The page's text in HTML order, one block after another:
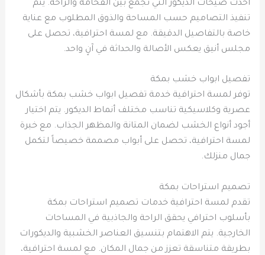
أحدث صيحات الديكور التي تجمع بين الفخامة والراحة. يتم
تنفيذ التصاميم حسب المساحة والذوق المطلوب مع عناية
خاصة بالتفاصيل الدقيقة. مع لمسة احترافية، تحصل على
مجلس أنيق يعكس الأصالة والحداثة في آنٍ واحد.
تفصيل ابواب خشب بمكة
توفر لمسة احترافية خدمة تفصيل ابواب خشب بمكة بأشكال
عصرية وكلاسيكية تناسب مختلف أنماط الديكور. يتم اختيار
أجود أنواع الخشب لضمان المتانة والمظهر الجذاب. مع خبرة
لمسة احترافية، تحصل على أبواب مصممة خصيصاً لتكمل
جمال منزلك.
تصميم استراحات بمكة
تقدم لمسة احترافية خدمات تصميم استراحات بمكة
بأسلوب احترافي يحقق الراحة والجاذبية في المساحات
الخارجية. يتم الاهتمام بتنسيق العناصر الخشبية والديكورات
بطريقة متناسقة تعزز من جمال المكان. مع لمسة احترافية،